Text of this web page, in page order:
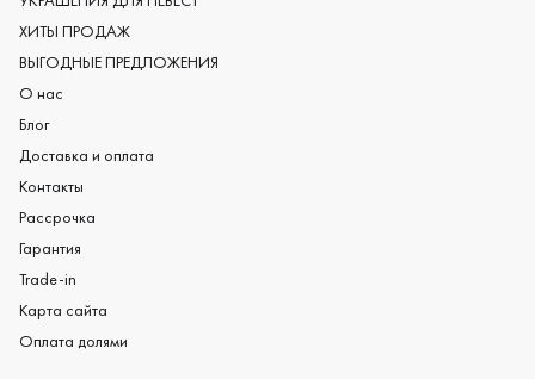
Дизайнерские обручальные кольца
Черные обручальные кольца
ХИТЫ ПРОДАЖ
ВЫГОДНЫЕ ПРЕДЛОЖЕНИЯ
О нас
Блог
Доставка и оплата
Контакты
Рассрочка
Гарантия
Trade-in
Карта сайта
Оплата долями